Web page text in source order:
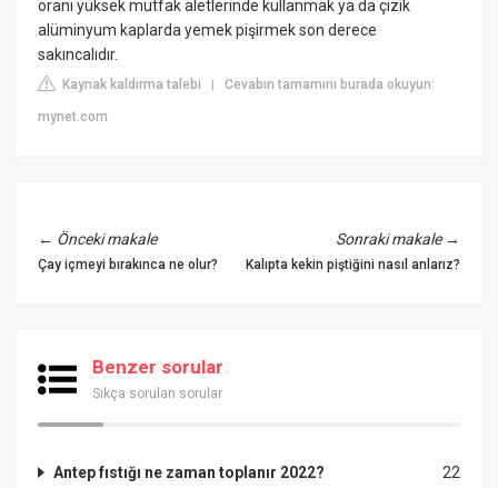
oranı yüksek mutfak aletlerinde kullanmak ya da çizik
alüminyum kaplarda yemek pişirmek son derece
sakıncalıdır.
Kaynak kaldırma talebi |Cevabın tamamını burada okuyun:
mynet.com
← Önceki makale
Çay içmeyi bırakınca ne olur?
Sonraki makale→
Kalıpta kekin piştiğini nasıl anlarız?
Benzer sorular
Sıkça sorulan sorular
22
Antep fıstığı ne zaman toplanır 2022?